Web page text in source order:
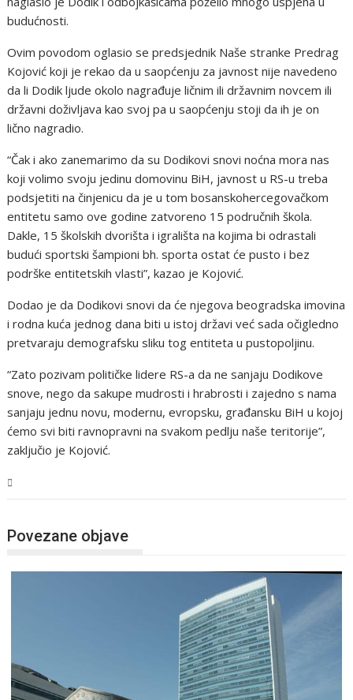
budućnosti.
Ovim povodom oglasio se predsjednik Naše stranke Predrag
Kojović koji je rekao da u saopćenju za javnost nije navedeno
da li Dodik ljude okolo nagrađuje ličnim ili državnim novcem ili
državni doživljava kao svoj pa u saopćenju stoji da ih je on
lično nagradio.
“Čak i ako zanemarimo da su Dodikovi snovi noćna mora nas
koji volimo svoju jedinu domovinu BiH, javnost u RS-u treba
podsjetiti na činjenicu da je u tom bosanskohercegovačkom
entitetu samo ove godine zatvoreno 15 područnih škola.
Dakle, 15 školskih dvorišta i igrališta na kojima bi odrastali
budući sportski šampioni bh. sporta ostat će pusto i bez
podrške entitetskih vlasti”, kazao je Kojović.
Dodao je da Dodikovi snovi da će njegova beogradska imovina
i rodna kuća jednog dana biti u istoj državi već sada očigledno
pretvaraju demografsku sliku tog entiteta u pustopoljinu.
“Zato pozivam političke lidere RS-a da ne sanjaju Dodikove
snove, nego da sakupe mudrosti i hrabrosti i zajedno s nama
sanjaju jednu novu, modernu, evropsku, građansku BiH u kojoj
ćemo svi biti ravnopravni na svakom pedlju naše teritorije”,
zaključio je Kojović.
Povezane objave